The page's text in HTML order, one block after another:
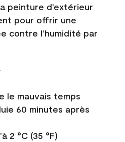
peinture d’extérieur
pour offrir une
contre l’humidité par
le mauvais temps
60 minutes après
2 °C (35 °F)